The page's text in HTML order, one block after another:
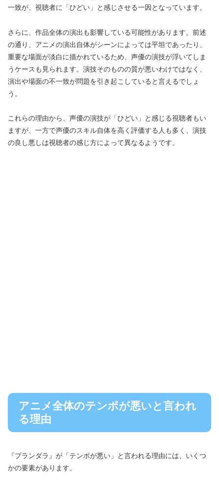
一致が、視聴者に「ひどい」と感じさせる一因となっています。
さらに、作品全体の演出も影響している可能性があります。前述
の通り、アニメの演出自体がシーンによっては平坦であったり、
重要な場面が淡白に描かれているため、声優の演技が浮いてしま
うケースも見られます。演技そのものの質が悪いわけではなく、
演出や場面の不一致が問題を引き起こしていると言えるでしょ
う。
これらの理由から、声優の演技が「ひどい」と感じる視聴者もい
ますが、一方で声優のスキル自体を高く評価する人も多く、演技
の良し悪しは視聴者の感じ方によって異なるようです。
アニメ全体のテンポが悪いと言われ
る理由
『プランダラ』が「テンポが悪い」と言われる理由には、いくつ
かの要素があります。